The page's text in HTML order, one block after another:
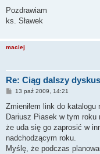
Pozdrawiam
ks. Sławek
maciej
Re: Ciąg dalszy
P
s
13 paź 2009, 14:21
Zmieniłem link do
Dariusz Piasek w tym roku
że uda się go zaprosić w
nadchodzącym roku.
Myślę, że podczas